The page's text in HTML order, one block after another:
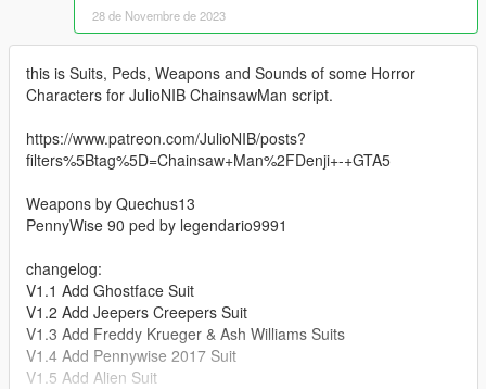
28 de Novembre de 2023
this is Suits, Peds, Weapons and Sounds of some Horror
Characters for JulioNIB ChainsawMan script.
https://www.patreon.com/JulioNIB/posts?
filters%5Btag%5D=Chainsaw+Man%2FDenji+-+GTA5
Weapons by Quechus13
PennyWise 90 ped by legendario9991
changelog:
V1.1 Add Ghostface Suit
V1.2 Add Jeepers Creepers Suit
V1.3 Add Freddy Krueger & Ash Williams Suits
V1.4 Add Pennywise 2017 Suit
V1.5 Add Alien Suit